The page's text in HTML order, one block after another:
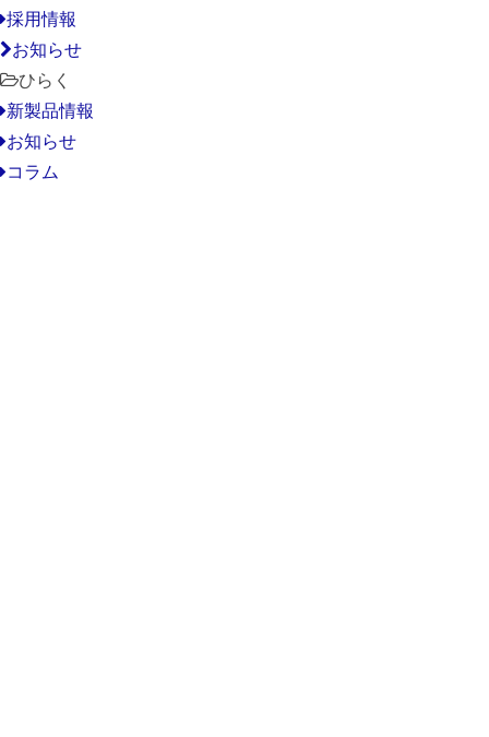
採用情報
お知らせ
ひらく
新製品情報
お知らせ
コラム